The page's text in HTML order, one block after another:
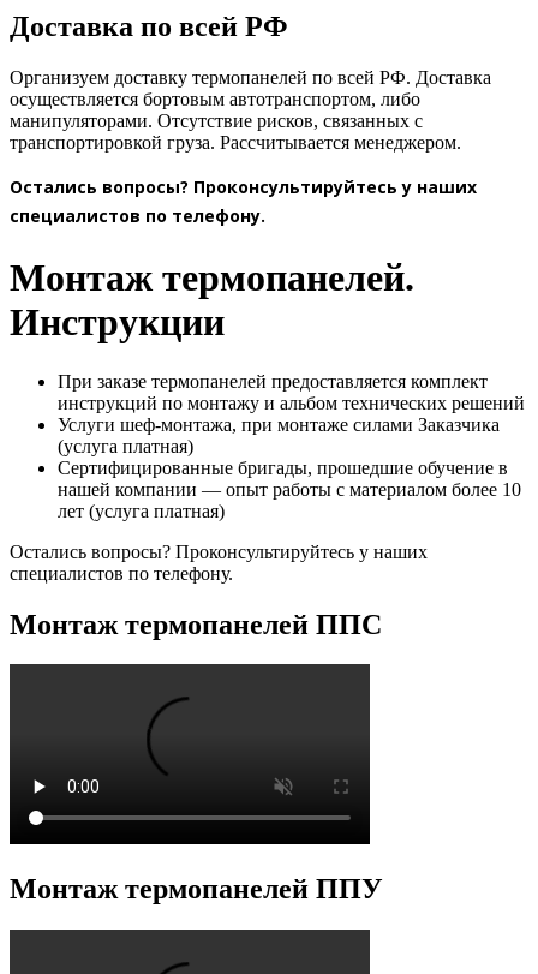
Доставка по всей РФ
Организуем доставку термопанелей по всей РФ. Доставка
осуществляется бортовым автотранспортом, либо
манипуляторами. Отсутствие рисков, связанных с
транспортировкой груза. Рассчитывается менеджером.
Остались вопросы? Проконсультируйтесь у наших
специалистов по телефону.
Монтаж термопанелей.
Инструкции
При заказе термопанелей предоставляется комплект
инструкций по монтажу и альбом технических решений
Услуги шеф-монтажа, при монтаже силами Заказчика
(услуга платная)
Сертифицированные бригады, прошедшие обучение в
нашей компании — опыт работы с материалом более 10
лет (услуга платная)
Остались вопросы? Проконсультируйтесь у наших
специалистов по телефону.
Монтаж термопанелей ППС
Монтаж термопанелей ППУ